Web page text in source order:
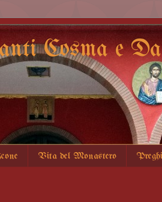
Cosma e
Vita del Monastero